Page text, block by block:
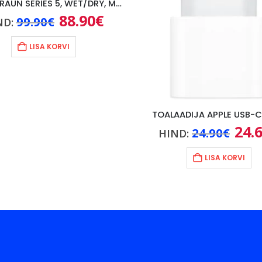
PARDEL BRAUN SERIES 5, WET/DRY, MUST
99.90€ Algne
hind
oli:
99.90€.
88.90€Praegune
hind
LISA KORVI
TOALAADIJA APPLE USB-
HIND: 24.90€ hind
oli:
24.90€.
LISA KORVI